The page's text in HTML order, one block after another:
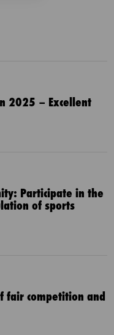
2025 – Excellent
Participate in the
of sports
fair competition and